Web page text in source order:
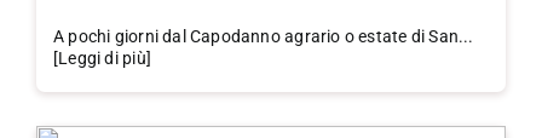
A pochi giorni dal Capodanno agrario o estate di San...
[Leggi di più]